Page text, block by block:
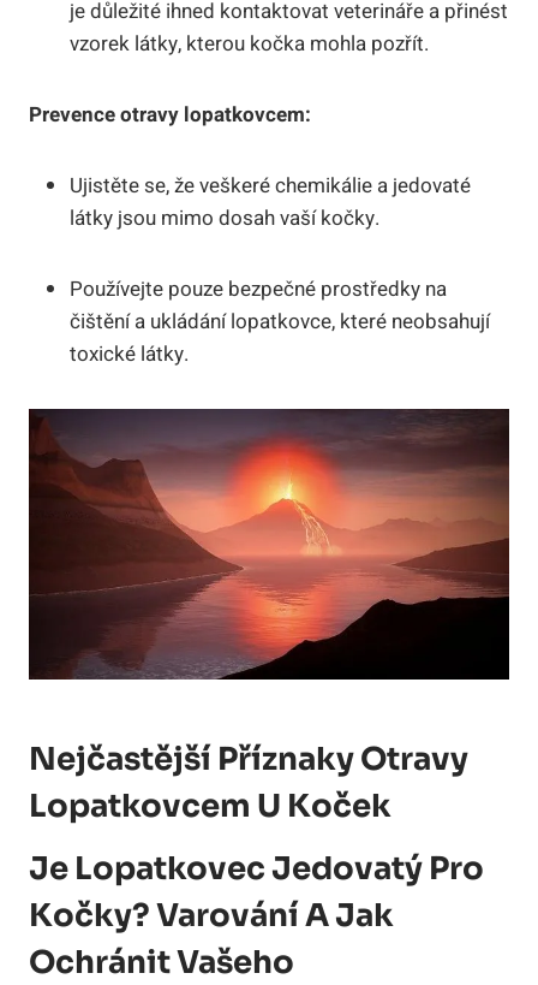
je důležité ihned kontaktovat veterináře a přinést
vzorek látky, kterou kočka mohla pozřít.
Prevence otravy lopatkovcem:
Ujistěte se, že veškeré chemikálie a jedovaté
látky jsou mimo dosah vaší kočky.
Používejte pouze bezpečné prostředky na
čištění a ukládání lopatkovce, které neobsahují
toxické látky.
Nejčastější Příznaky Otravy
Lopatkovcem U Koček
Je Lopatkovec Jedovatý Pro
Kočky? Varování A Jak
Ochránit Vašeho